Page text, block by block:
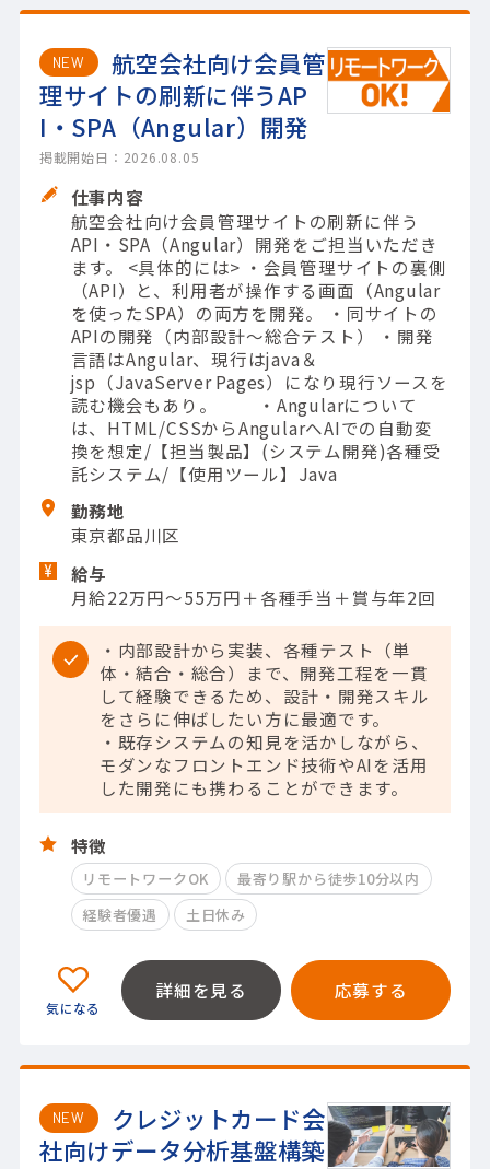
NEW
航空会社向け会員管
理サイトの刷新に伴うAP
I・SPA（Angular）開発
掲載開始日：2026.08.05
仕事内容
航空会社向け会員管理サイトの刷新に伴う
API・SPA（Angular）開発をご担当いただき
ます。 <具体的には> ・会員管理サイトの裏側
（API）と、利用者が操作する画面（Angular
を使ったSPA）の両方を開発。 ・同サイトの
APIの開発（内部設計～総合テスト） ・開発
言語はAngular、現行はjava＆
jsp（JavaServer Pages）になり現行ソースを
読む機会もあり。 ・Angularについて
は、HTML/CSSからAngularへAIでの自動変
換を想定/【担当製品】(システム開発)各種受
託システム/【使用ツール】Java
勤務地
東京都品川区
給与
月給22万円～55万円＋各種手当＋賞与年2回
・内部設計から実装、各種テスト（単
体・結合・総合）まで、開発工程を一貫
して経験できるため、設計・開発スキル
をさらに伸ばしたい方に最適です。
・既存システムの知見を活かしながら、
モダンなフロントエンド技術やAIを活用
した開発にも携わることができます。
特徴
リモートワークOK
最寄り駅から徒歩10分以内
経験者優遇
土日休み
詳細を見る 応募する
NEW
クレジットカード会
社向けデータ分析基盤構築